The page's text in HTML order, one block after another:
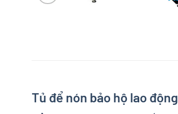
Tủ để nón bảo hộ lao